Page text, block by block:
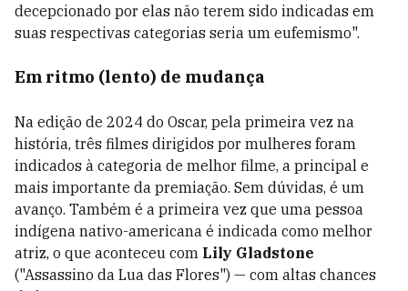
decepcionado por elas não terem sido indicadas em
suas respectivas categorias seria um eufemismo".
Em ritmo (lento) de mudança
Na edição de 2024 do Oscar, pela primeira vez na
história, três filmes dirigidos por mulheres foram
indicados à categoria de melhor filme, a principal e
mais importante da premiação. Sem dúvidas, é um
avanço. Também é a primeira vez que uma pessoa
indígena nativo-americana é indicada como melhor
atriz, o que aconteceu com Lily Gladstone
("Assassino da Lua das Flores") — com altas chances